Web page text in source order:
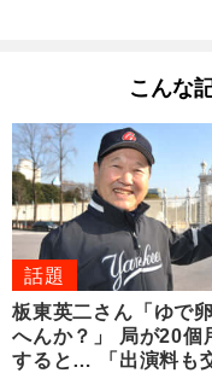
こんな
話題
板東英二さん「ゆで
へんか？」 局が20個
すると… 「出演料も